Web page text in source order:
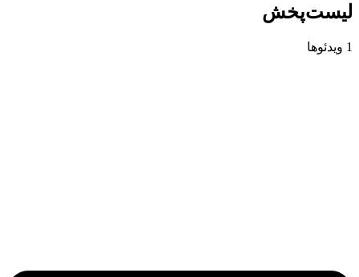
لیست‌پخش
1 ویدئوها